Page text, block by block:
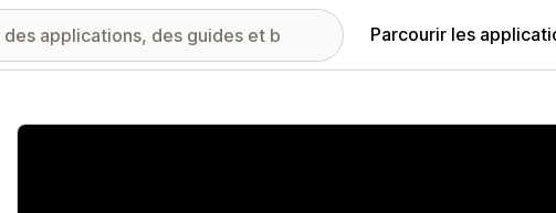
Parcourir les
Galerie d’images vedette